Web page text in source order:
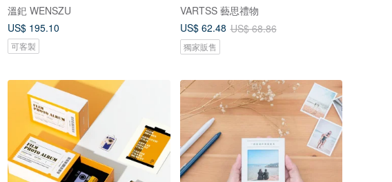
溫釲 WENSZU
US$ 195.10
可客製
VARTSS 藝思禮物
US$ 62.48 US$ 68.86
獨家販售